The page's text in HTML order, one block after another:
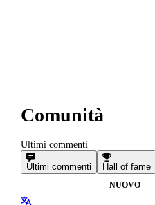
Comunità
Ultimi commenti
Ultimi commenti Hall of fame
NUOVO